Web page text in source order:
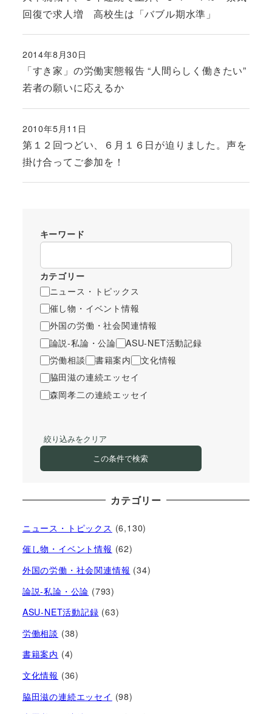
回復で求人増 高校生は「バブル期水準」
「すき家」の労働実態報告 “人間らしく働きたい”
若者の願いに応えるか
投稿日
2014年8月30日
第１２回つどい、６月１６日が迫りました。声を
掛け合ってご参加を！
投稿日
2010年5月11日
キーワード
カテゴリー
ニュース・トピックス
催し物・イベント情報
外国の労働・社会関連情報
論説-私論・公論
ASU-NET活動記録
労働相談
書籍案内
文化情報
脇田滋の連続エッセイ
森岡孝二の連続エッセイ
絞り込みをクリア
この条件で検索
カテゴリー
ニュース・トピックス (6,130)
催し物・イベント情報 (62)
外国の労働・社会関連情報 (34)
論説-私論・公論 (793)
ASU-NET活動記録 (63)
労働相談 (38)
書籍案内 (4)
文化情報 (36)
脇田滋の連続エッセイ (98)